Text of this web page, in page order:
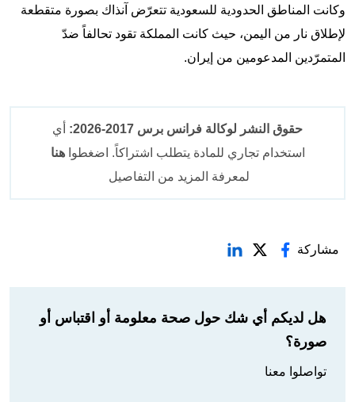
وكانت المناطق الحدودية للسعودية تتعرّض آنذاك بصورة متقطعة
لإطلاق نار من اليمن، حيث كانت المملكة تقود تحالفاً ضدّ
المتمرّدين المدعومين من إيران.
حقوق النشر لوكالة فرانس برس 2017-2026:
أي
استخدام تجاري للمادة يتطلب اشتراكاً. اضغطواهنا
لمعرفة المزيد من التفاصيل
مشاركة
هل لديكم أي شك حول صحة معلومة أو اقتباس أو
صورة؟
تواصلوا معنا